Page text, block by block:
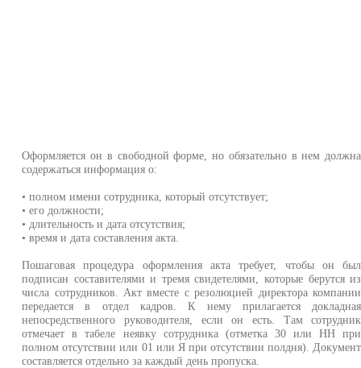
Оформляется он в свободной форме, но обязательно в нем должна
содержаться информация о:
• полном имени сотрудника, который отсутствует;
• его должности;
• длительность и дата отсутствия;
• время и дата составления акта.
Пошаговая процедура оформления акта требует, чтобы он был
подписан составителями и тремя свидетелями, которые берутся из
числа сотрудников. Акт вместе с резолюцией директора компании
передается в отдел кадров. К нему прилагается докладная
непосредственного руководителя, если он есть. Там сотрудник
отмечает в табеле неявку сотрудника (отметка 30 или НН при
полном отсутствии или 01 или Я при отсутствии полдня). Документ
составляется отдельно за каждый день пропуска.